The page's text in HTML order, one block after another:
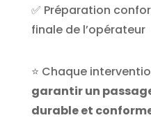
✅ Préparation
finale de l’opérateur
⭐ Chaque
garantir un
durable et